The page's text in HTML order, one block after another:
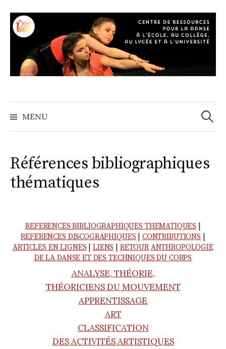
a
c
o
n
e
n
u
MENU R
e
Références bibliographiques
thématiques
REFERENCES BIBLIOGRAPHIQUES THEMATIQUES
REFERENCES DISCOGRAPHIQUES
CONTRIBUTIONS
ARTICLES EN LIGNES |LIENS RETOUR ANTHROPOLOGIE
DE LA DANSE ET DES TECHNIQUES DU CORPS
ANALYSE, THÉORIE,
THÉORICIENS DU MOUVEMENT
APPRENTISSAGE
ART
CLASSIFICATION
DES ACTIVITÉS ARTISTIQUES